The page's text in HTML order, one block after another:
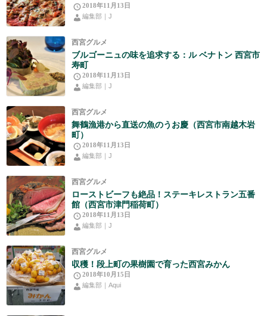
2018年11月13日
編集部｜J
西宮グルメ
ブルゴーニュの味を追求する：ル ベナトン 西宮市
寿町
2018年11月13日
編集部｜J
西宮グルメ
舞鶴漁港から直送の魚のうお慶（西宮市南越木岩
町）
2018年11月13日
編集部｜J
西宮グルメ
ローストビーフも絶品！ステーキレストラン五番
館（西宮市津門稲荷町）
2018年11月13日
編集部｜J
西宮グルメ
収穫！段上町の果樹園で育った西宮みかん
2018年10月15日
編集部｜Aqui